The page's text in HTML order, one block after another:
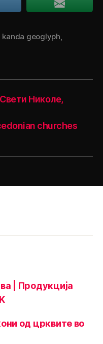
kanda geoglyph,
Николе,
churches
| Продукција
од црквите во